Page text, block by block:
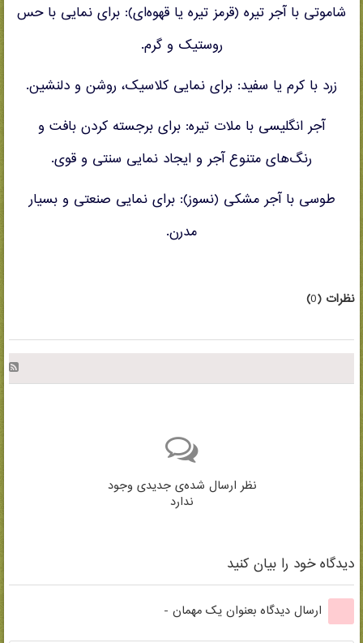
شاموتی با آجر تیره (قرمز تیره یا قهوه‌ای): برای نمایی با حس
روستیک و گرم.
زرد با کرم یا سفید: برای نمایی کلاسیک، روشن و دلنشین.
آجر انگلیسی با ملات تیره: برای برجسته کردن بافت و
رنگ‌های متنوع آجر و ایجاد نمایی سنتی و قوی.
طوسی با آجر مشکی (نسوز): برای نمایی صنعتی و بسیار
مدرن.
نظرات (0
)
نظر ارسال شده‌ی جدیدی وجود
ندارد
دیدگاه خود را بیان کنید
ارسال دیدگاه بعنوان یک مهمان -